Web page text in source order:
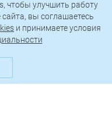
чтобы улучшить работу
вы соглашаетесь
и принимаете условия